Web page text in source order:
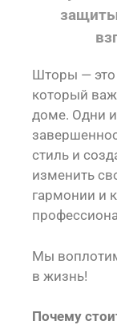
Шторы — это
который
доме. Одни
стиль и
изменить
гармонии и
Мы
в жизнь!
Почему